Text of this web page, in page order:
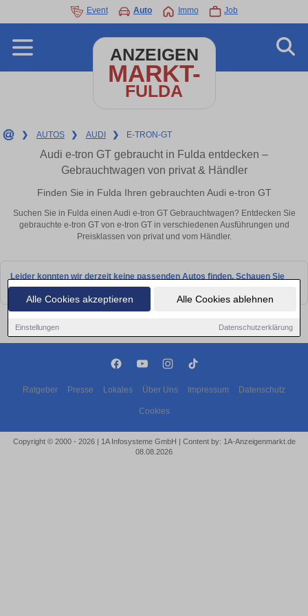
Alle Cookies akzeptieren Alle Cookies ablehnen
Einstellungen Datenschutzerklärung
Event Auto Immo Job
ANZEIGEN
MARKT-
FULDA
❯ AUTOS ❯ AUDI ❯ E-TRON-GT
Audi e-tron GT gebraucht in Fulda entdecken –
Gebrauchtwagen von privat & Händler
Finden Sie in Fulda Ihren gebrauchten Audi e-tron GT
Suchen Sie in Fulda einen Audi e-tron GT Gebrauchtwagen? Entdecken Sie
gebrauchte e-tron GT von e-tron GT in verschiedenen Ausführungen und
Preisklassen von privat und vom Händler.
Leider konnten wir derzeit keine passenden Autos finden. Schauen Sie
bald wieder vorbei!
Ratgeber Presse Lokales Über Uns Impressum Datenschutz
Cookies
Copyright © 2000 - 2026 | 1A Infosysteme GmbH | Content by: 1A-Anzeigenmarkt.de
08.08.2026